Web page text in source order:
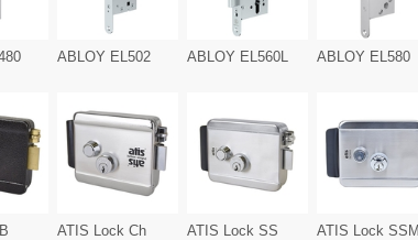
ABLOY EL502 ABLOY EL560L ABLOY EL580
ATIS Lock Ch ATIS Lock SS ATIS Lock SSM